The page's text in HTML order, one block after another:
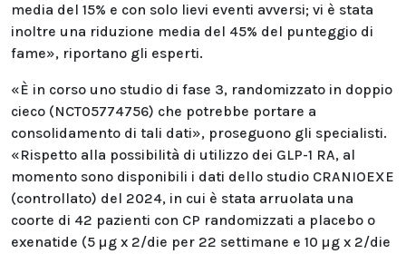
media del 15% e con solo lievi eventi avversi; vi è stata
inoltre una riduzione media del 45% del punteggio di
fame», riportano gli esperti.
«È in corso uno studio di fase 3, randomizzato in doppio
cieco (NCT05774756) che potrebbe portare a
consolidamento di tali dati», proseguono gli specialisti.
«Rispetto alla possibilità di utilizzo dei GLP-1 RA, al
momento sono disponibili i dati dello studio CRANIOEXE
(controllato) del 2024, in cui è stata arruolata una
coorte di 42 pazienti con CP randomizzati a placebo o
exenatide (5 µg x 2/die per 22 settimane e 10 µg x 2/die